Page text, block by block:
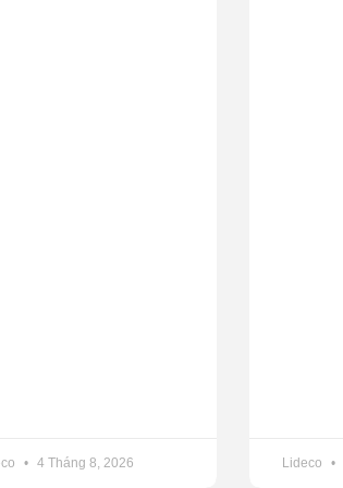
4 Tháng 8, 2026 Lideco